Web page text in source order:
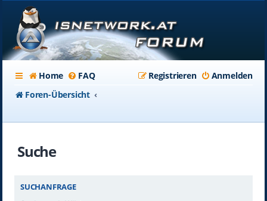
Home FAQ Anmelden
Registrieren
Foren-Übersicht
Suche
SUCHANFRAGE